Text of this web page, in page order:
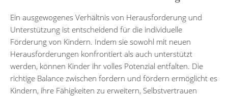
Ein ausgewogenes Verhältnis von Herausforderung und
Unterstützung ist entscheidend für die individuelle
Förderung von Kindern. Indem sie sowohl mit neuen
Herausforderungen konfrontiert als auch unterstützt
werden, können Kinder ihr volles Potenzial entfalten. Die
richtige Balance zwischen fordern und fördern ermöglicht es
Kindern, ihre Fähigkeiten zu erweitern, Selbstvertrauen